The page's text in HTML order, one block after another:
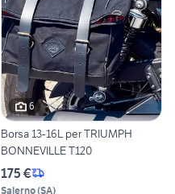
6
Borsa 13-16L per TRIUMPH
BONNEVILLE T120
175 €
Salerno(SA)